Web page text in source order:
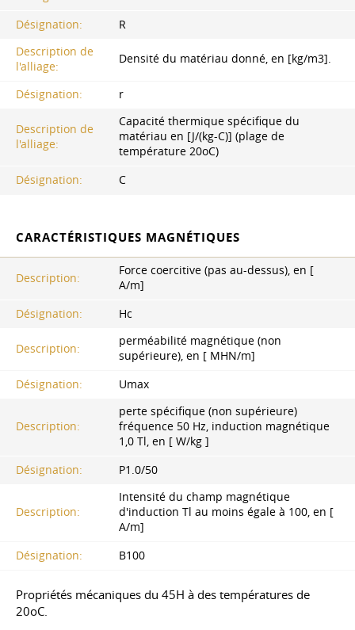
Désignation:
R
Description de
l'alliage:
Densité du matériau donné, en [kg/m3].
Désignation: r
Description de
l'alliage:
Capacité thermique spécifique du
matériau en [J/(kg-C)] (plage de
température 20oC)
Désignation:
C
CARACTÉRISTIQUES MAGNÉTIQUES
Description:
Force coercitive (pas au-dessus), en [
A/m]
Désignation:
Hc
Description:
perméabilité magnétique (non
supérieure), en [ MHN/m]
Désignation:
Umax
Description:
perte spécifique (non supérieure)
fréquence 50 Hz, induction magnétique
1,0 Tl, en [ W/kg ]
Désignation:
P1.0/50
Description:
Intensité du champ magnétique
d'induction Tl au moins égale à 100, en [
A/m]
Désignation:
B100
Propriétés mécaniques du 45H à des températures de
20oC.